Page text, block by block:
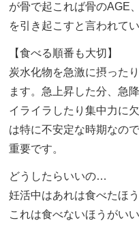
が骨で起これば骨のAGE
を引き起こすと言われてい
【食べる順番も大切】
炭水化物を急激に摂った
ます。急上昇した分、急
イライラしたり集中力に
は特に不安定な時期なの
重要です。
どうしたらいいの…
妊活中はあれは食べたほ
これは食べないほうがい